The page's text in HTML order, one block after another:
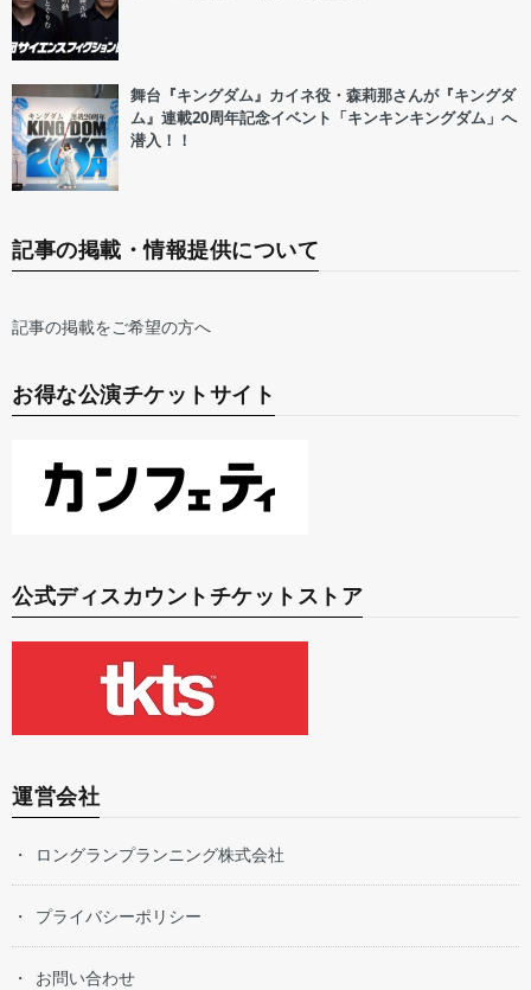
舞台『キングダム』カイネ役・森莉那さんが『キングダ
ム』連載20周年記念イベント「キンキンキングダム」へ
潜入！！
記事の掲載・情報提供について
記事の掲載をご希望の方へ
お得な公演チケットサイト
公式ディスカウントチケットストア
運営会社
ロングランプランニング株式会社
プライバシーポリシー
お問い合わせ